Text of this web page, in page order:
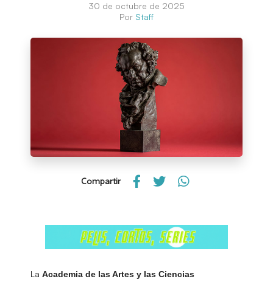
30 de octubre de 2025
Por Staff
Compartir
La Academia de las Artes y las Ciencias